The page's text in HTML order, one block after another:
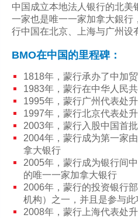
中国成立本地法人银行的北
一家也是唯一一家加拿大銀行
行中国在北京、上海与广州设
BMO在中国的里程碑：
1818年，蒙行承办了中加
1983年，蒙行在中华人民
1995年，蒙行广州代表处
1997年，蒙行北京代表处
2003年，蒙行入股中国首
2004年，蒙行成为第一家
拿大银行
2005年，蒙行成为银行间
的唯一一家加拿大银行
2006年，蒙行的投资银行
机构）之一，并且是参与
2008年，蒙行上海代表处